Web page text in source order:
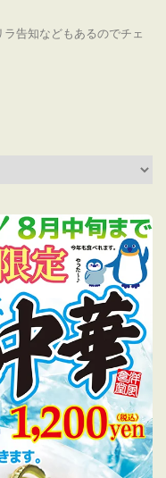
告知などもあるのでチェ